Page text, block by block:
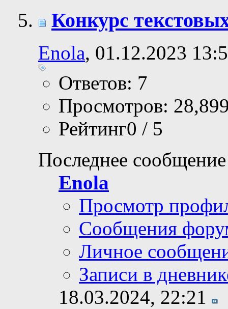
Конкурс
Enola, 01.12.2023
Ответов: 7
Просмотров:
Рейтинг0 / 5
Последнее
Enola
Просмотр
Сообщения
Личное
Записи в
18.03.2024, 22:21